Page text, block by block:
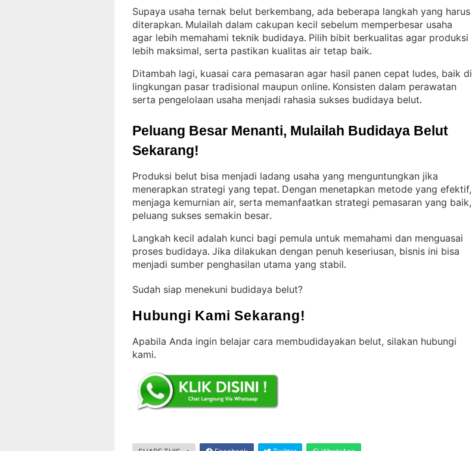
Supaya usaha ternak belut berkembang, ada beberapa langkah yang harus
diterapkan. Mulailah dalam cakupan kecil sebelum memperbesar usaha
agar lebih memahami teknik budidaya. Pilih bibit berkualitas agar produksi
lebih maksimal, serta pastikan kualitas air tetap baik.
Ditambah lagi, kuasai cara pemasaran agar hasil panen cepat ludes, baik di
lingkungan pasar tradisional maupun online. Konsisten dalam perawatan
serta pengelolaan usaha menjadi rahasia sukses budidaya belut.
Peluang Besar Menanti, Mulailah Budidaya Belut
Sekarang!
Produksi belut bisa menjadi ladang usaha yang menguntungkan jika
menerapkan strategi yang tepat. Dengan menetapkan metode yang efektif,
menjaga kemurnian air, serta memanfaatkan strategi pemasaran yang baik,
peluang sukses semakin besar.
Langkah kecil adalah kunci bagi pemula untuk memahami dan menguasai
proses budidaya. Jika dilakukan dengan penuh keseriusan, bisnis ini bisa
menjadi sumber penghasilan utama yang stabil.
Sudah siap menekuni budidaya belut?
Hubungi Kami Sekarang!
Apabila Anda ingin belajar cara membudidayakan belut, silakan hubungi
kami.